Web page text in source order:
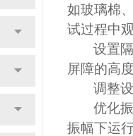
如玻璃棉
试过程中
设置
屏障的高
调整
优化
振幅下运